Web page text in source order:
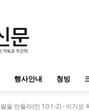
행사안내 청빙
을 만들라(민 10:1-2) - 이기성